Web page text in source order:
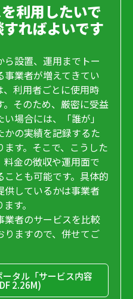
利用したいで
ればよいです
設置、運用までトー
業者が増えてきてい
、利用者ごとに使用時
そのため、厳密に受益
場合には、「誰が」
かの実績を記録するた
す。そこで、こうした
金の徴収や運用面で
とも可能です。具体的
供しているかは事業者
す。
者のサービスを比較
りますので、併せてご
タル「サービス内容
2.26M)